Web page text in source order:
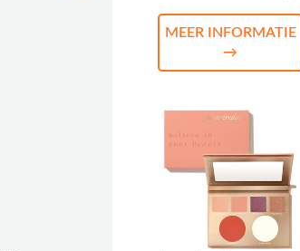
MEER INFORMATIE
→